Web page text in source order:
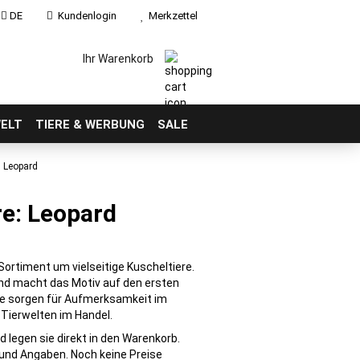
DE Kundenlogin Merkzettel
Ihr Warenkorb
TIERE & WERBUNG SALE
Leopard
Leopard
um vielseitige Kuscheltiere.
macht das Motiv auf den ersten
sorgen für Aufmerksamkeit im
im Handel.
sie direkt in den Warenkorb.
Angaben. Noch keine Preise